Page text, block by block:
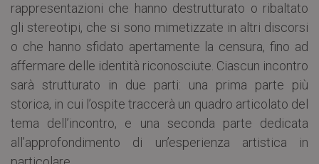
rappresentazioni che hanno destrutturato o ribaltato
gli stereotipi, che si sono mimetizzate in altri discorsi
o che hanno sfidato apertamente la censura, fino ad
affermare delle identità riconosciute. Ciascun incontro
sarà strutturato in due parti: una prima parte più
storica, in cui l’ospite traccerà un quadro articolato del
tema dell’incontro, e una seconda parte dedicata
all’approfondimento di un’esperienza artistica in